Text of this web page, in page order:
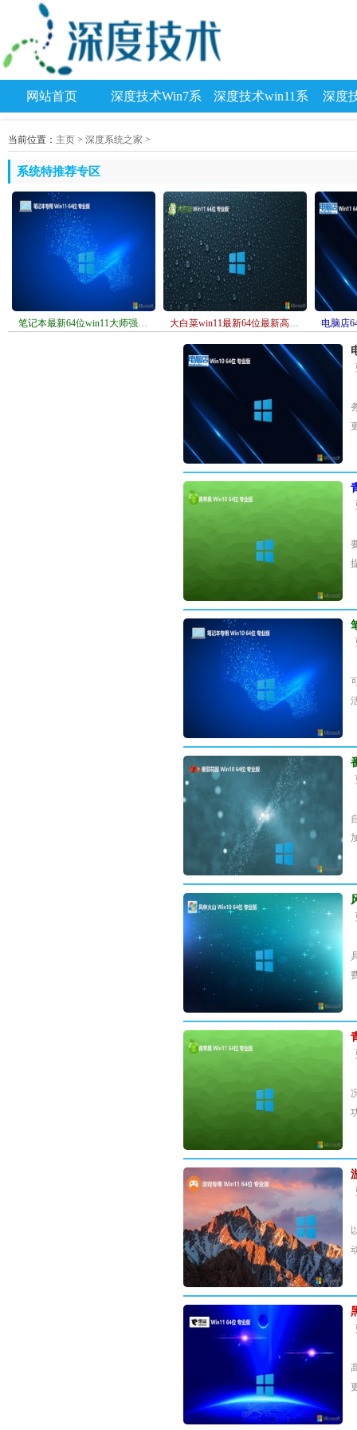
网站首页 深度技术Win7系 深度技术win11系 深度
当前位置： 主页 > 深度系统之家 >
系统特推荐专区
笔记本最新64位win11大师强化版v2026.08 大白菜win11最新64位最新高速版v2026.08